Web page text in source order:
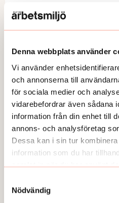
Denna webbplats använder
Vi använder
och annonserna till
för sociala medier och
vidarebefordrar även sådana
information från din enhet till
annons- och analysföretag
Dessa kan i sin tur
information som du har
samlat in när du har använt
Nödvändig
Kamerasystem hos
och oro
Publicerad:2026-05-25
Här kan du läsa
temaartiklar och